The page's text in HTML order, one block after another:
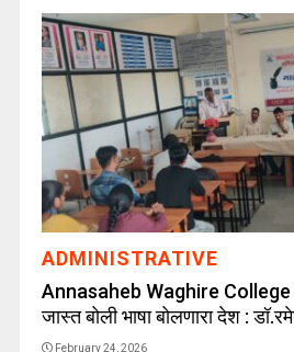
ADMINISTRATIVE
Annasaheb Waghire College
जास्त बोली भाषा बोलणारा देश :
February 24, 2026